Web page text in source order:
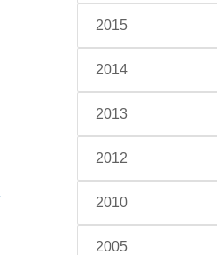
2015
2014
2013
2012
2010
2005